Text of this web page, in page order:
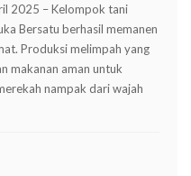
2025 – Kelompok tani
Bersatu berhasil memanen
Produksi melimpah yang
makanan aman untuk
nampak dari wajah